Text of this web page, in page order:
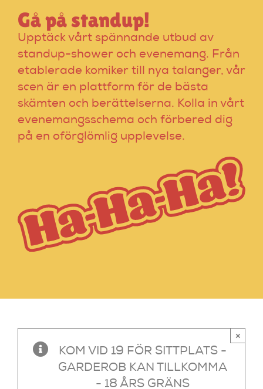
Gå på standup!
Upptäck vårt spännande utbud av
standup-shower och evenemang. Från
etablerade komiker till nya talanger, vår
scen är en plattform för de bästa
skämten och berättelserna. Kolla in vårt
evenemangsschema och förbered dig
på en oförglömlig upplevelse.
KOM VID 19 FÖR SITTPLATS -
GARDEROB KAN TILLKOMMA
- 18 ÅRS GRÄNS
×